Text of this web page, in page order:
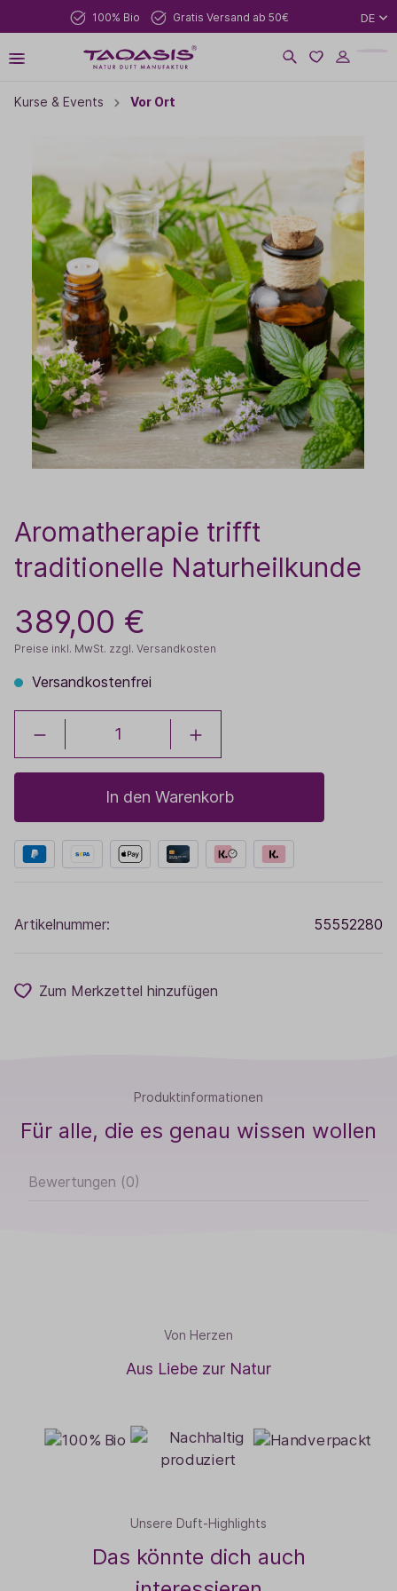
100% Bio Gratis Versand ab 50€ DE
Kurse & Events Vor Ort
Aromatherapie trifft
traditionelle Naturheilkunde
389,00 €
Preise inkl. MwSt. zzgl. Versandkosten
Versandkostenfrei
In den Warenkorb
Artikelnummer: 55552280
Zum Merkzettel hinzufügen
Produktinformationen
Für alle, die es genau wissen wollen
Bewertungen (0)
Von Herzen
Aus Liebe zur Natur
Unsere Duft-Highlights
Das könnte dich auch